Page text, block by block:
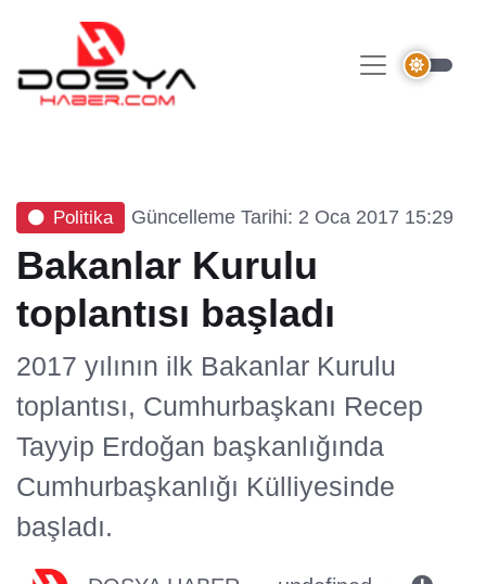
Politika Güncelleme Tarihi: 2 Oca 2017 15:29
Bakanlar Kurulu
toplantısı başladı
2017 yılının ilk Bakanlar Kurulu
toplantısı, Cumhurbaşkanı Recep
Tayyip Erdoğan başkanlığında
Cumhurbaşkanlığı Külliyesinde
başladı.